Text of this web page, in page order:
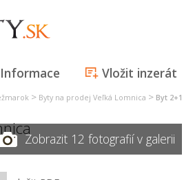
Informace Vložit inzerát
> Byty na prodej Veľká Lomnica > Byt
Zobrazit 12 fotografií v galerii